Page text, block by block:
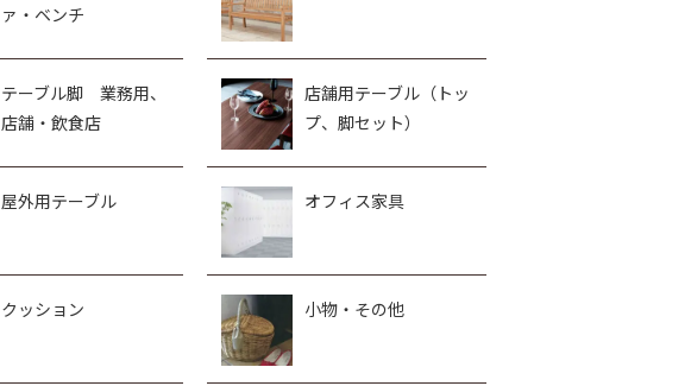
ァ・ベンチ
テーブル脚 業務用、
店舗・飲食店
店舗用テーブル（トッ
プ、脚セット）
屋外用テーブル オフィス家具
クッション 小物・その他